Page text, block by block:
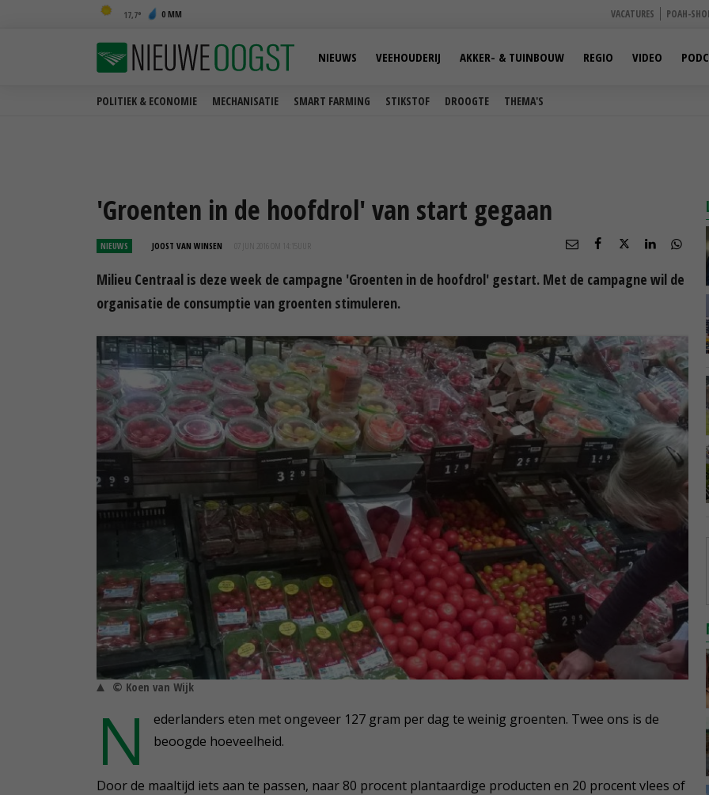
17,7 0 MM VACATURES POAH-
POLITIEK & ECONOMIE MECHANISATIE SMART FARMING STIKSTOF DROOGTE THEMA'S
NIEUWS VEEHOUDERIJ AKKER- & TUINBOUW REGIO VIDEO
'Groenten in de hoofdrol' van start gegaan
NIEUWS JOOST VAN WINSEN 07 JUN 2016 OM 14:15
Milieu Centraal is deze week de campagne 'Groenten in de hoofdrol' gestart. Met de campagne wil de
organisatie de consumptie van groenten stimuleren.
© Koen van Wijk
N
ederlanders eten met ongeveer 127 gram per dag te weinig groenten. Twee ons is de
beoogde hoeveelheid.
Door de maaltijd iets aan te passen, naar 80 procent plantaardige producten en 20 procent vlees of